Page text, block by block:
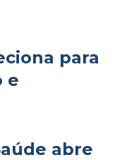
para
e
abre